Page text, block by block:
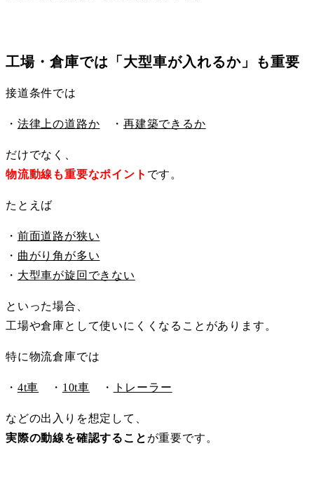
工場・倉庫では「大型車が入れるか」も重要
接道条件では
・ 法律上の道路か ・再建築できるか
だけでなく、
物流動線も重要なポイント です。
たとえば
・ 前面道路が狭い
・ 曲がり角が多い
・ 大型車が旋回できない
といった場合、
工場や倉庫として使いにくくなることがあります。
特に物流倉庫では
・ 4t車 ・ 10t車 ・ トレーラー
などの出入りを想定して、
実際の動線を確認すること が重要です。